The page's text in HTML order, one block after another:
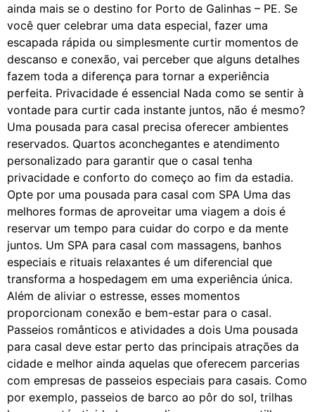
ainda mais se o destino for Porto de Galinhas – PE. Se
você quer celebrar uma data especial, fazer uma
escapada rápida ou simplesmente curtir momentos de
descanso e conexão, vai perceber que alguns detalhes
fazem toda a diferença para tornar a experiência
perfeita. Privacidade é essencial Nada como se sentir à
vontade para curtir cada instante juntos, não é mesmo?
Uma pousada para casal precisa oferecer ambientes
reservados. Quartos aconchegantes e atendimento
personalizado para garantir que o casal tenha
privacidade e conforto do começo ao fim da estadia.
Opte por uma pousada para casal com SPA Uma das
melhores formas de aproveitar uma viagem a dois é
reservar um tempo para cuidar do corpo e da mente
juntos. Um SPA para casal com massagens, banhos
especiais e rituais relaxantes é um diferencial que
transforma a hospedagem em uma experiência única.
Além de aliviar o estresse, esses momentos
proporcionam conexão e bem-estar para o casal.
Passeios românticos e atividades a dois Uma pousada
para casal deve estar perto das principais atrações da
cidade e melhor ainda aquelas que oferecem parcerias
com empresas de passeios especiais para casais. Como
por exemplo, passeios de barco ao pôr do sol, trilhas